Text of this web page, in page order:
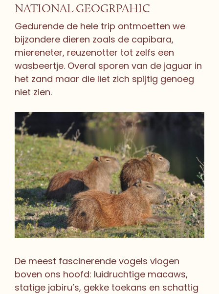
NATIONAL GEOGRPAHIC
Gedurende de hele trip ontmoetten we
bijzondere dieren zoals de capibara,
miereneter, reuzenotter tot zelfs een
wasbeertje. Overal sporen van de jaguar in
het zand maar die liet zich spijtig genoeg
niet zien.
De meest fascinerende vogels vlogen
boven ons hoofd: luidruchtige macaws,
statige jabiru’s, gekke toekans en schattig